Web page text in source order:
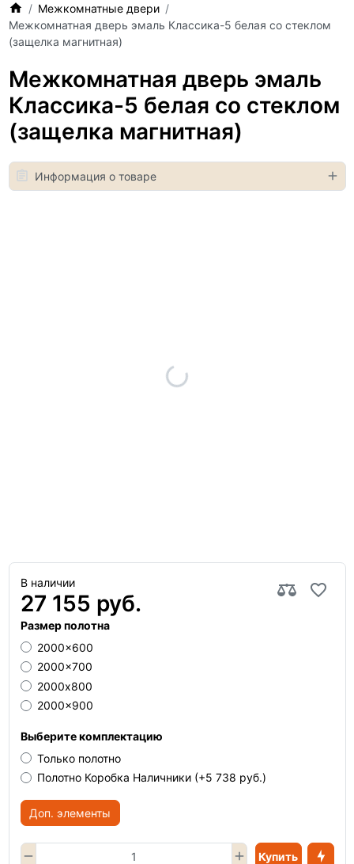
Межкомнатные двери
Межкомнатная дверь эмаль Классика-5 белая со стеклом
(защелка магнитная)
Межкомнатная дверь эмаль
Классика-5 белая со стеклом
(защелка магнитная)
Информация о товаре
В наличии
27 155 руб.
Размер полотна
2000x600
2000x700
2000х800
2000x900
Выберите комплектацию
Только полотно
Полотно Коробка Наличники (+5 738 руб.)
Доп. элементы
Купить